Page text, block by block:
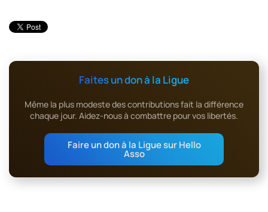
Faites un don à la Ligue
Même la plus modeste des contributions fait la différence
chaque jour. Aidez-nous à combattre pour vos libertés.
Faire un don à la Ligue sur Hello
Asso